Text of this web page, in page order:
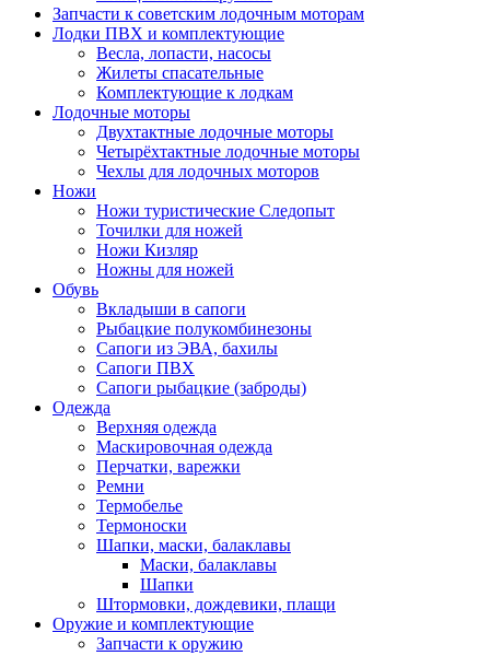
Запчасти к советским лодочным моторам
Лодки ПВХ и комплектующие
Весла, лопасти, насосы
Жилеты спасательные
Комплектующие к лодкам
Лодочные моторы
Двухтактные лодочные моторы
Четырёхтактные лодочные моторы
Чехлы для лодочных моторов
Ножи
Ножи туристические Следопыт
Точилки для ножей
Ножи Кизляр
Ножны для ножей
Обувь
Вкладыши в сапоги
Рыбацкие полукомбинезоны
Сапоги из ЭВА, бахилы
Сапоги ПВХ
Сапоги рыбацкие (заброды)
Одежда
Верхняя одежда
Маскировочная одежда
Перчатки, варежки
Ремни
Термобелье
Термоноски
Шапки, маски, балаклавы
Маски, балаклавы
Шапки
Штормовки, дождевики, плащи
Оружие и комплектующие
Запчасти к оружию